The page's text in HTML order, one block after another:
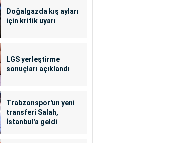
Doğalgazda kış ayları
için kritik uyarı
LGS yerleştirme
sonuçları açıklandı
Trabzonspor'un yeni
transferi Salah,
İstanbul'a geldi